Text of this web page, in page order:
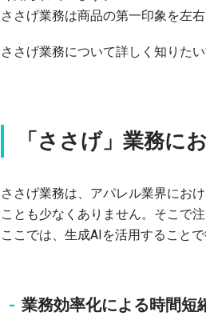
ささげ業務は商品の第一印象を左
ささげ業務について詳しく知りたい
「ささげ」業務に
ささげ業務は、アパレル業界にお
ことも少なくありません。そこで
ここでは、生成AIを活用すること
業務効率化による時間短